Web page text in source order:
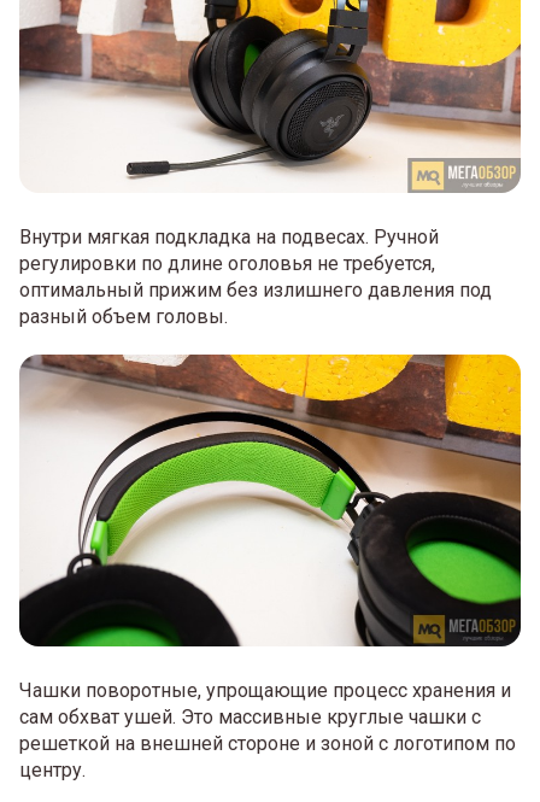
Внутри мягкая подкладка на подвесах. Ручной
регулировки по длине оголовья не требуется,
оптимальный прижим без излишнего давления под
разный объем головы.
Чашки поворотные, упрощающие процесс хранения и
сам обхват ушей. Это массивные круглые чашки с
решеткой на внешней стороне и зоной с логотипом по
центру.